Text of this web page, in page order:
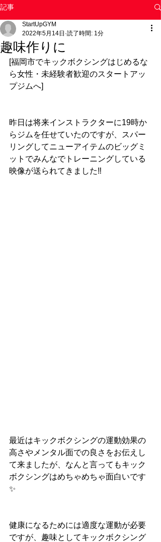
記事
趣味作りに
StartUpGYM
2022年5月14日 読了時間: 1分
[福岡市でキックボクシングはじめるな
ら女性・未経験者歓迎のスタートアッ
プジムへ]
昨日は将来インストラクターに19時か
らジムを任せていたのですが、スパー
リングしてニューアイテムのビッグミ
ットでみんなでトレーニングしている
映像が送られてきました‼️
最近はキックボクシングの運動効果の
高さやメンタル面での良さをお伝えし
て来ましたが、なんと言ってもキック
ボクシングはめちゃめちゃ面白いです
✨
健康になるためには適度な運動が必要
ですが、趣味としてキックボクシング